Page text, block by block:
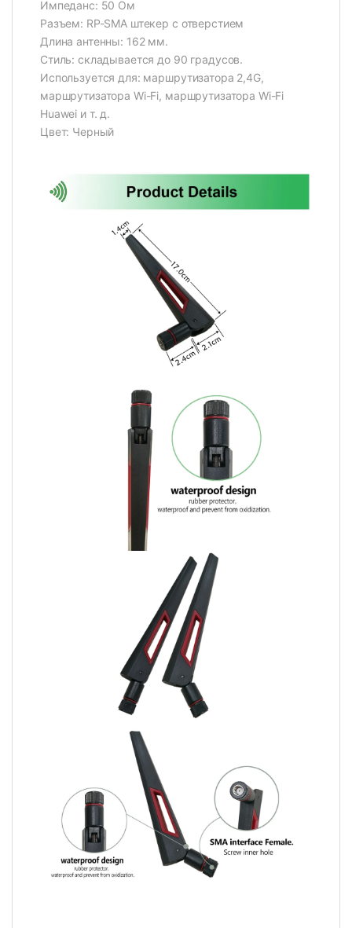
Импеданс: 50 Ом
Разъем: RP-SMA штекер с отверстием
Длина антенны: 162 мм.
Стиль: складывается до 90 градусов.
Используется для: маршрутизатора 2,4G,
маршрутизатора Wi-Fi, маршрутизатора Wi-Fi
Huawei и т. д.
Цвет: Черный